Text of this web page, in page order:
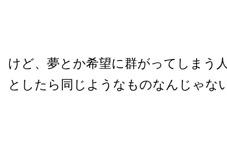
けど、夢とか希望に群がってしまう
としたら同じようなものなんじゃな